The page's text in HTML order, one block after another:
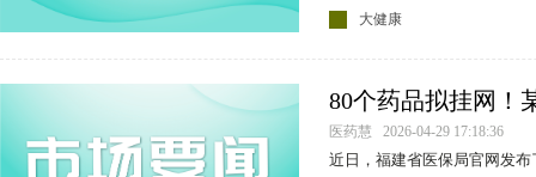
大健康
80个药品拟挂网！
示
医药慧 2026-04-29 17:18:36
近日，福建省医保局官网发